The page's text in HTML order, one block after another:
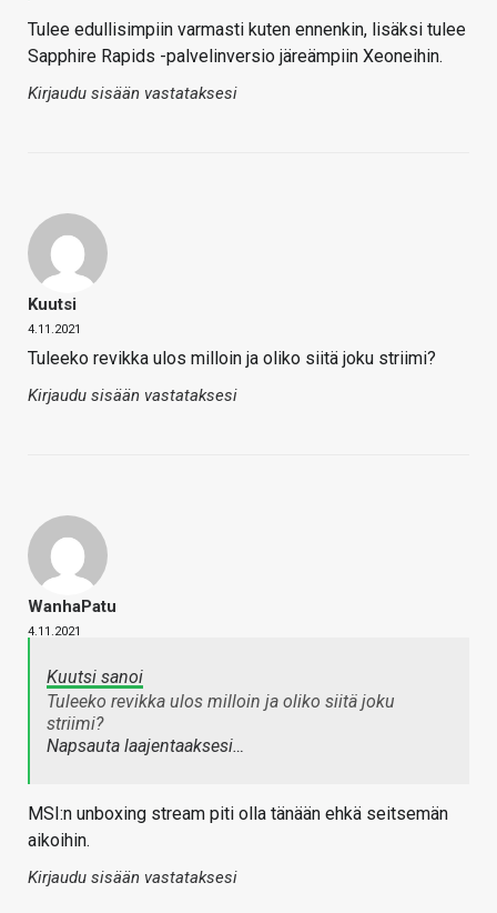
Tulee edullisimpiin varmasti kuten ennenkin, lisäksi tulee
Sapphire Rapids -palvelinversio järeämpiin Xeoneihin.
Kirjaudu sisään vastataksesi
Kuutsi
4.11.2021
Tuleeko revikka ulos milloin ja oliko siitä joku striimi?
Kirjaudu sisään vastataksesi
WanhaPatu
4.11.2021
Kuutsi sanoi
Tuleeko revikka ulos milloin ja oliko siitä joku
striimi?
Napsauta laajentaaksesi…
MSI:n unboxing stream piti olla tänään ehkä seitsemän
aikoihin.
Kirjaudu sisään vastataksesi